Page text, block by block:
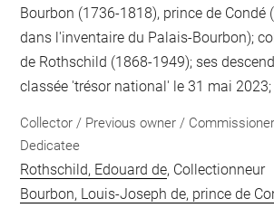
Bourbon (1736-1818), prince de Condé
dans l'inventaire du Palais-Bourbon);
de Rothschild (1868-1949); ses
classée 'trésor national' le 31 mai
Collector / Previous owner /
Dedicatee
Rothschild, Edouard de, Collectionneur
Bourbon, Louis-Joseph de, prince de